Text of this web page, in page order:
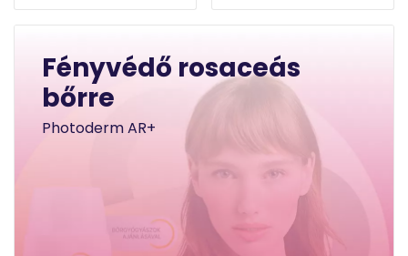
Fényvédő rosaceás
bőrre
Photoderm AR+